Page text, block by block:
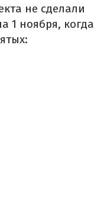
не сделали
1 ноября, когда